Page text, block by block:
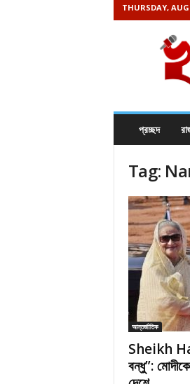
THURSDAY,
প্রচ্ছদ
Tag:
আন্তর্জাতিক
Sheikh
বন্ধু”: